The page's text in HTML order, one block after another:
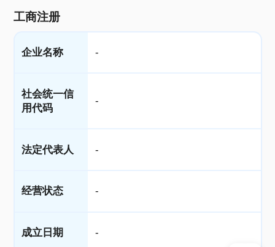
工商注册
企业名称 -
社会统一信
用代码
-
法定代表人 -
经营状态 -
成立日期 -